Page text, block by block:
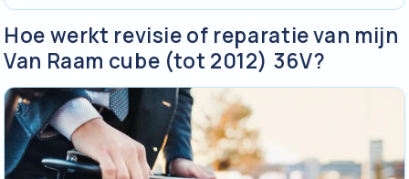
Hoe werkt revisie of reparatie van mijn
Van Raam cube (tot 2012) 36V?